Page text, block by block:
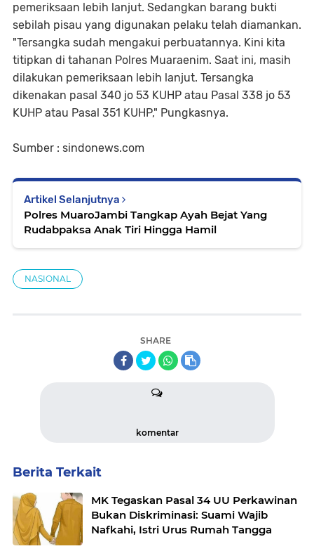
pemeriksaan lebih lanjut. Sedangkan barang bukti
sebilah pisau yang digunakan pelaku telah diamankan.
"Tersangka sudah mengakui perbuatannya. Kini kita
titipkan di tahanan Polres Muaraenim. Saat ini, masih
dilakukan pemeriksaan lebih lanjut. Tersangka
dikenakan pasal 340 jo 53 KUHP atau Pasal 338 jo 53
KUHP atau Pasal 351 KUHP," Pungkasnya.
Sumber : sindonews.com
Artikel Selanjutnya
Polres MuaroJambi Tangkap Ayah Bejat Yang
Rudabpaksa Anak Tiri Hingga Hamil
NASIONAL
SHARE
komentar
Berita Terkait
MK Tegaskan Pasal 34 UU Perkawinan
Bukan Diskriminasi: Suami Wajib
Nafkahi, Istri Urus Rumah Tangga